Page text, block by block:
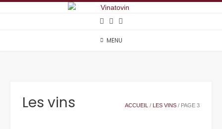
MENU
ACCUEIL / LES VINS / PAGE 3
Les vins